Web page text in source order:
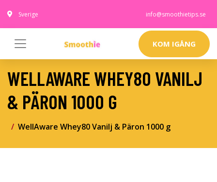
Sverige info@smoothietips.se
KOM IGÅNG
WELLAWARE WHEY80 VANILJ
& PÄRON 1000 G
WellAware Whey80 Vanilj & Päron 1000 g